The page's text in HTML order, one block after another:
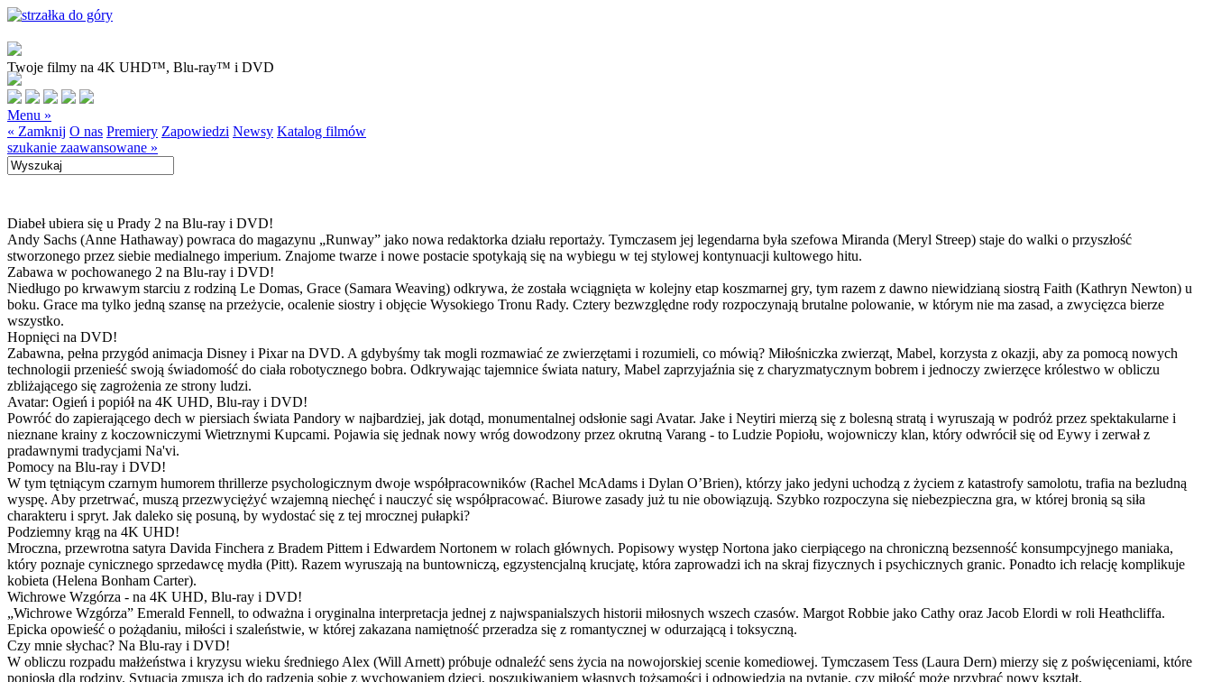
Twoje filmy na 4K UHD™, Blu-ray™ i DVD
Menu »
« Zamknij O nas Premiery Zapowiedzi Newsy Katalog filmów
szukanie zaawansowane »
Diabeł ubiera się u Prady 2 na Blu-ray i DVD!
Andy Sachs (Anne Hathaway) powraca do magazynu „Runway” jako nowa redaktorka działu reportaży. Tymczasem jej legendarna była szefowa Miranda (Meryl Streep) staje do walki o przyszłość
stworzonego przez siebie medialnego imperium. Znajome twarze i nowe postacie spotykają się na wybiegu w tej stylowej kontynuacji kultowego hitu.
Zabawa w pochowanego 2 na Blu-ray i DVD!
Niedługo po krwawym starciu z rodziną Le Domas, Grace (Samara Weaving) odkrywa, że została wciągnięta w kolejny etap koszmarnej gry, tym razem z dawno niewidzianą siostrą Faith (Kathryn Newton) u
boku. Grace ma tylko jedną szansę na przeżycie, ocalenie siostry i objęcie Wysokiego Tronu Rady. Cztery bezwzględne rody rozpoczynają brutalne polowanie, w którym nie ma zasad, a zwycięzca bierze
wszystko.
Hopnięci na DVD!
Zabawna, pełna przygód animacja Disney i Pixar na DVD. A gdybyśmy tak mogli rozmawiać ze zwierzętami i rozumieli, co mówią? Miłośniczka zwierząt, Mabel, korzysta z okazji, aby za pomocą nowych
technologii przenieść swoją świadomość do ciała robotycznego bobra. Odkrywając tajemnice świata natury, Mabel zaprzyjaźnia się z charyzmatycznym bobrem i jednoczy zwierzęce królestwo w obliczu
zbliżającego się zagrożenia ze strony ludzi.
Avatar: Ogień i popiół na 4K UHD, Blu-ray i DVD!
Powróć do zapierającego dech w piersiach świata Pandory w najbardziej, jak dotąd, monumentalnej odsłonie sagi Avatar. Jake i Neytiri mierzą się z bolesną stratą i wyruszają w podróż przez spektakularne i
nieznane krainy z koczowniczymi Wietrznymi Kupcami. Pojawia się jednak nowy wróg dowodzony przez okrutną Varang - to Ludzie Popiołu, wojowniczy klan, który odwrócił się od Eywy i zerwał z
pradawnymi tradycjami Na'vi.
Pomocy na Blu-ray i DVD!
W tym tętniącym czarnym humorem thrillerze psychologicznym dwoje współpracowników (Rachel McAdams i Dylan O’Brien), którzy jako jedyni uchodzą z życiem z katastrofy samolotu, trafia na bezludną
wyspę. Aby przetrwać, muszą przezwyciężyć wzajemną niechęć i nauczyć się współpracować. Biurowe zasady już tu nie obowiązują. Szybko rozpoczyna się niebezpieczna gra, w której bronią są siła
charakteru i spryt. Jak daleko się posuną, by wydostać się z tej mrocznej pułapki?
Podziemny krąg na 4K UHD!
Mroczna, przewrotna satyra Davida Finchera z Bradem Pittem i Edwardem Nortonem w rolach głównych. Popisowy występ Nortona jako cierpiącego na chroniczną bezsenność konsumpcyjnego maniaka,
który poznaje cynicznego sprzedawcę mydła (Pitt). Razem wyruszają na buntowniczą, egzystencjalną krucjatę, która zaprowadzi ich na skraj fizycznych i psychicznych granic. Ponadto ich relację komplikuje
kobieta (Helena Bonham Carter).
Wichrowe Wzgórza - na 4K UHD, Blu-ray i DVD!
„Wichrowe Wzgórza” Emerald Fennell, to odważna i oryginalna interpretacja jednej z najwspanialszych historii miłosnych wszech czasów. Margot Robbie jako Cathy oraz Jacob Elordi w roli Heathcliffa.
Epicka opowieść o pożądaniu, miłości i szaleństwie, w której zakazana namiętność przeradza się z romantycznej w odurzającą i toksyczną.
Czy mnie słychac? Na Blu-ray i DVD!
W obliczu rozpadu małżeństwa i kryzysu wieku średniego Alex (Will Arnett) próbuje odnaleźć sens życia na nowojorskiej scenie komediowej. Tymczasem Tess (Laura Dern) mierzy się z poświęceniami, które
poniosła dla rodziny. Sytuacja zmusza ich do radzenia sobie z wychowaniem dzieci, poszukiwaniem własnych tożsamości i odpowiedzią na pytanie, czy miłość może przybrać nowy kształt.